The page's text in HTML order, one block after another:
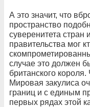
А это значит, что
пространство
суверенитета стран
правительства мог
случае это должен
британского
Мировая закулиса
границ и с единым
первых рядах этой